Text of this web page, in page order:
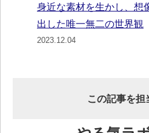
身近な素材を生かし、想
出した唯一無二の世界観
2023.12.04
この記事を担